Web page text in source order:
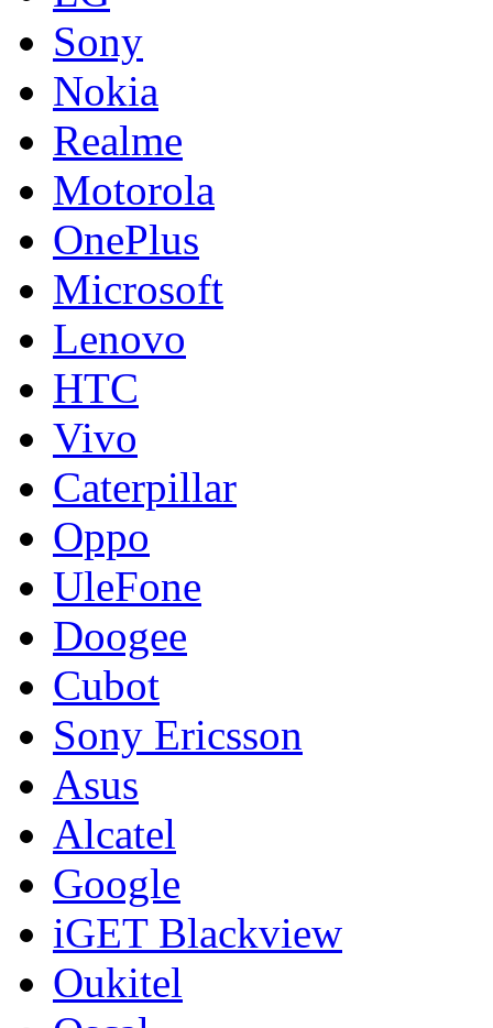
Sony
Nokia
Realme
Motorola
OnePlus
Microsoft
Lenovo
HTC
Vivo
Caterpillar
Oppo
UleFone
Doogee
Cubot
Sony Ericsson
Asus
Alcatel
Google
iGET Blackview
Oukitel